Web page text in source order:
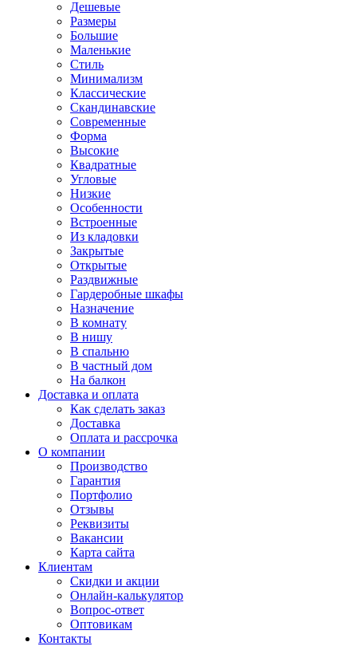
Дешевые
Размеры
Большие
Маленькие
Стиль
Минимализм
Классические
Скандинавские
Современные
Форма
Высокие
Квадратные
Угловые
Низкие
Особенности
Встроенные
Из кладовки
Закрытые
Открытые
Раздвижные
Гардеробные шкафы
Назначение
В комнату
В нишу
В спальню
В частный дом
На балкон
Доставка и оплата
Как сделать заказ
Доставка
Оплата и рассрочка
О компании
Производство
Гарантия
Портфолио
Отзывы
Реквизиты
Вакансии
Карта сайта
Клиентам
Скидки и акции
Онлайн-калькулятор
Вопрос-ответ
Оптовикам
Контакты